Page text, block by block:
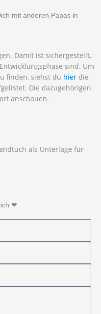
mit anderen Papas in
Damit ist sichergestellt,
sind. Um
finden, siehst du hier die
Die dazugehörigen
anschauen.
als Unterlage für
❤